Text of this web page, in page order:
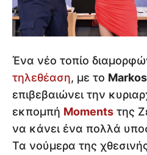
Ένα νέο τοπίο
τηλεθέαση, με το
επιβεβαιώνει την
εκπομπή Moments της
να κάνει ένα πολλά
Τα νούμερα της